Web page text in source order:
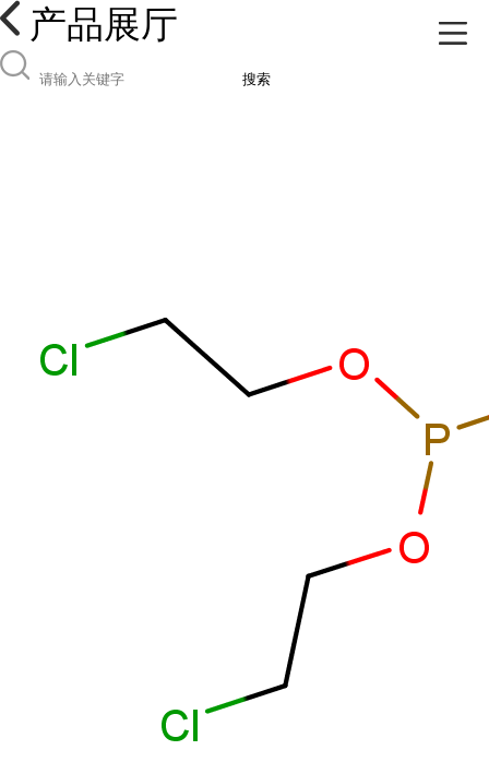
产品展厅
搜索